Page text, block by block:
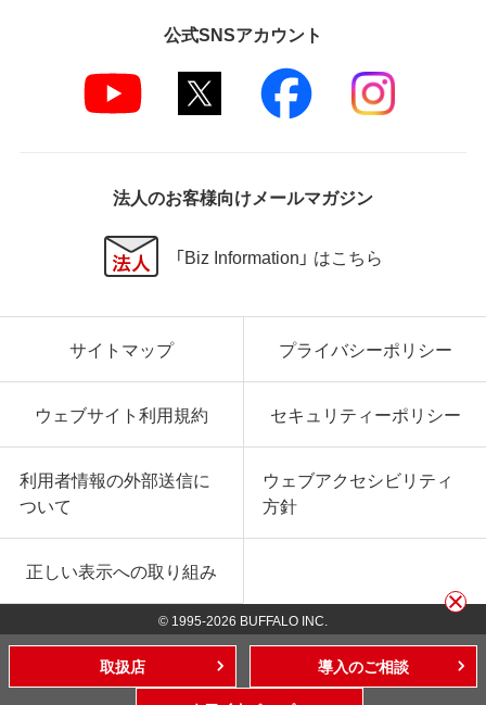
公式SNSアカウント
法人のお客様向けメールマガジン
「Biz Information」 はこちら
サイトマップ プライバシーポリシー
ウェブサイト利用規約 セキュリティーポリシー
利用者情報の外部送信に
ついて
ウェブアクセシビリティ
方針
正しい表示への取り組み
© 1995-2026 BUFFALO INC.
取扱店
導入のご相談